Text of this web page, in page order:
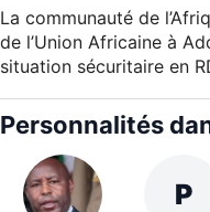
La communauté de
de l’Union Africaine à
situation sécuritaire en
Personnalités
P